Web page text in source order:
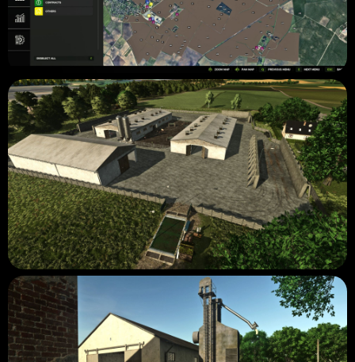
⌛️- Adicionar ou dividir terras agrícolas existentes em campos
menores. (Para pessoas que querem se esforçar🤪)
⌛️- Resolvendo o problema com agricultura de precisão. (É
necessário ajustar o mapa do solo porque no momento todo o
mapa tem sobreposição de argila arenosa🏖️)
⌛️- Removendo colisões invisíveis. (Depois de remover os recursos
visuais no GE, alguns objetos deixaram suas máscaras de colisão
🧱)
⌛️- Adicionando edifícios dinâmicos direto do mapa (não
consigo encontrar nenhum mod que represente o edifício que
está no IRL🏢).
⌛️- Fazendo mais pontos de produção e pontos de venda. (💸💸
💸💸)